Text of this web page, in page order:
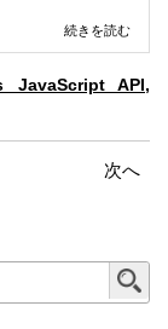
続きを読む
JavaScript API,
次へ